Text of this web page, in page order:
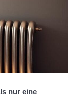
nur eine